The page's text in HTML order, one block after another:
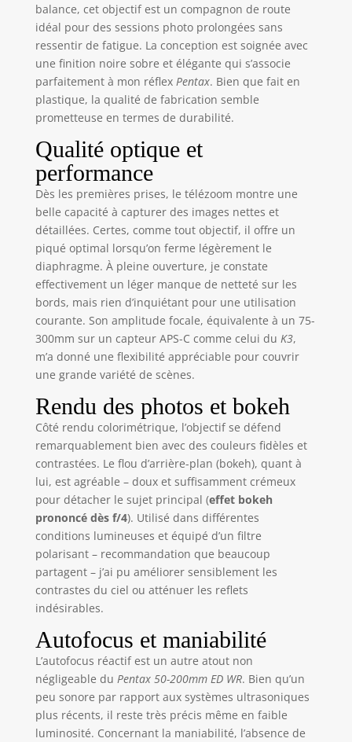
balance, cet objectif est un compagnon de route
idéal pour des sessions photo prolongées sans
ressentir de fatigue. La conception est soignée avec
une finition noire sobre et élégante qui s’associe
parfaitement à mon réflex Pentax. Bien que fait en
plastique, la qualité de fabrication semble
prometteuse en termes de durabilité.
Qualité optique et
performance
Dès les premières prises, le télézoom montre une
belle capacité à capturer des images nettes et
détaillées. Certes, comme tout objectif, il offre un
piqué optimal lorsqu’on ferme légèrement le
diaphragme. À pleine ouverture, je constate
effectivement un léger manque de netteté sur les
bords, mais rien d’inquiétant pour une utilisation
courante. Son amplitude focale, équivalente à un 75-
300mm sur un capteur APS-C comme celui du K3,
m’a donné une flexibilité appréciable pour couvrir
une grande variété de scènes.
Rendu des photos et bokeh
Côté rendu colorimétrique, l’objectif se défend
remarquablement bien avec des couleurs fidèles et
contrastées. Le flou d’arrière-plan (bokeh), quant à
lui, est agréable – doux et suffisamment crémeux
pour détacher le sujet principal (effet bokeh
prononcé dès f/4). Utilisé dans différentes
conditions lumineuses et équipé d’un filtre
polarisant – recommandation que beaucoup
partagent – j’ai pu améliorer sensiblement les
contrastes du ciel ou atténuer les reflets
indésirables.
Autofocus et maniabilité
L’autofocus réactif est un autre atout non
négligeable du Pentax 50-200mm ED WR. Bien qu’un
peu sonore par rapport aux systèmes ultrasoniques
plus récents, il reste très précis même en faible
luminosité. Concernant la maniabilité, l’absence de